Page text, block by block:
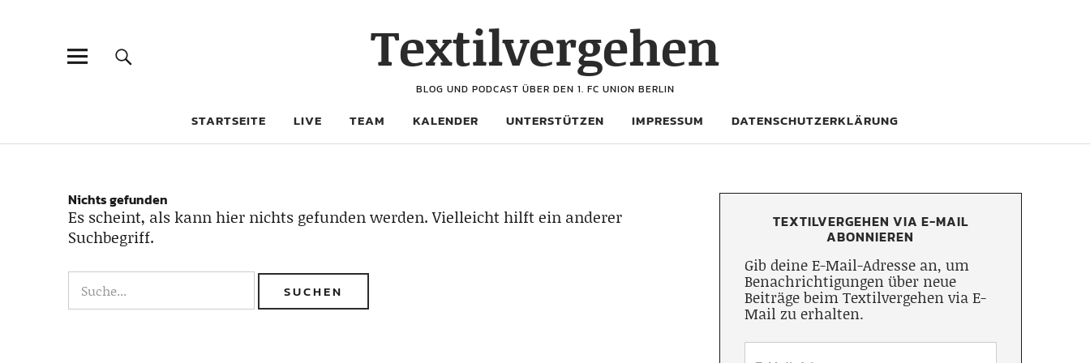
Textilvergehen
BLOG UND PODCAST ÜBER DEN 1. FC UNION BERLIN
STARTSEITE LIVE TEAM KALENDER UNTERSTÜTZEN IMPRESSUM DATENSCHUTZERKLÄRUNG
Nichts gefunden
Es scheint, als kann hier nichts gefunden werden. Vielleicht hilft ein anderer
Suchbegriff.
TEXTILVERGEHEN VIA E-MAIL
ABONNIEREN
Gib deine E-Mail-Adresse an, um
Benachrichtigungen über neue
Beiträge beim Textilvergehen via E-
Mail zu erhalten.